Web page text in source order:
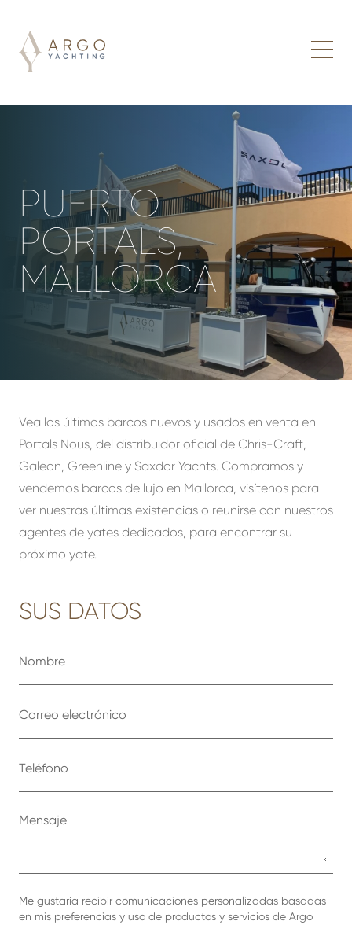
PUERTO
PORTALS,
MALLORCA
Vea los últimos barcos nuevos y usados en venta en
Portals Nous, del distribuidor oficial de Chris-Craft,
Galeon, Greenline y Saxdor Yachts. Compramos y
vendemos barcos de lujo en Mallorca, visítenos para
ver nuestras últimas existencias o reunirse con nuestros
agentes de yates dedicados, para encontrar su
próximo yate.
SUS DATOS
Me gustaría recibir comunicaciones personalizadas basadas
en mis preferencias y uso de productos y servicios de Argo